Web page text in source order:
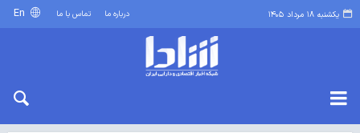
یکشنبه ۱۸ مرداد ۱۴۰۵ درباره ما تماس با ما